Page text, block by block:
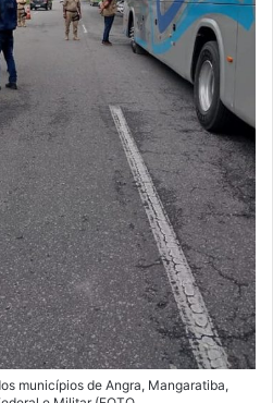
municípios de Angra, Mangaratiba,